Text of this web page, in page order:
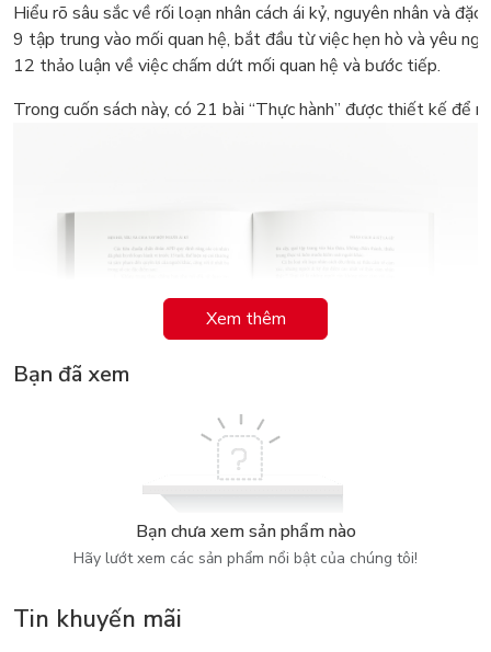
Hiểu rõ sâu sắc về rối loạn nhân cách ái kỷ, nguyên nhân và
9 tập trung vào mối quan hệ, bắt đầu từ việc hẹn hò và yêu
12 thảo luận về việc chấm dứt mối quan hệ và bước tiếp.
Trong cuốn sách này, có 21 bài “Thực hành” được thiết kế để
Xem thêm
Bạn đã xem
Bạn chưa xem sản phẩm nào
Hãy lướt xem các sản phẩm nổi bật của chúng tôi!
Tin khuyến mãi